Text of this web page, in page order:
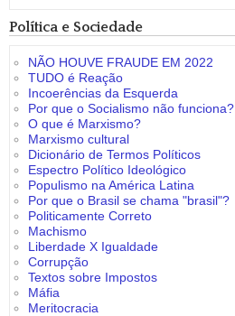
Política e Sociedade
NÃO HOUVE FRAUDE EM 2022
TUDO é Reação
Incoerências da Esquerda
Por que o Socialismo não funciona?
O que é Marxismo?
Marxismo cultural
Dicionário de Termos Políticos
Espectro Político Ideológico
Populismo na América Latina
Por que o Brasil se chama "brasil"?
Politicamente Correto
Machismo
Liberdade X Igualdade
Corrupção
Textos sobre Impostos
Máfia
Meritocracia